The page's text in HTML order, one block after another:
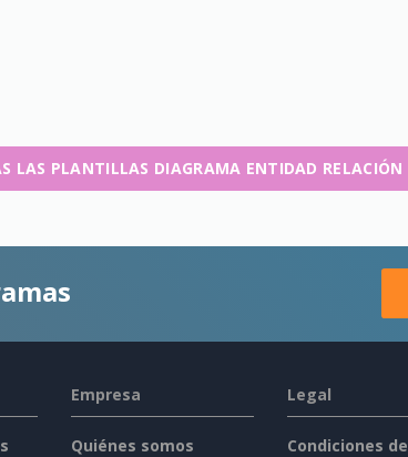
LAS PLANTILLAS DIAGRAMA ENTIDAD RELACIÓN
Empresa
Quiénes somos
Legal
Condiciones de